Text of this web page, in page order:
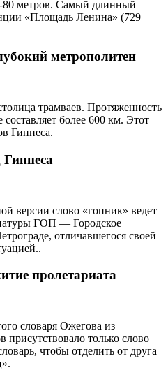
80 метров. Самый длинный
«Площадь Ленина» (729
метрополитен
трамваев. Протяженность
более 600 км. Этот
Гиннеса.
версии слово «гопник» ведет
ГОП — Городское
отличавшегося своей
пролетариата
словаря Ожегова из
присутствовало только слово
чтобы отделить от друга